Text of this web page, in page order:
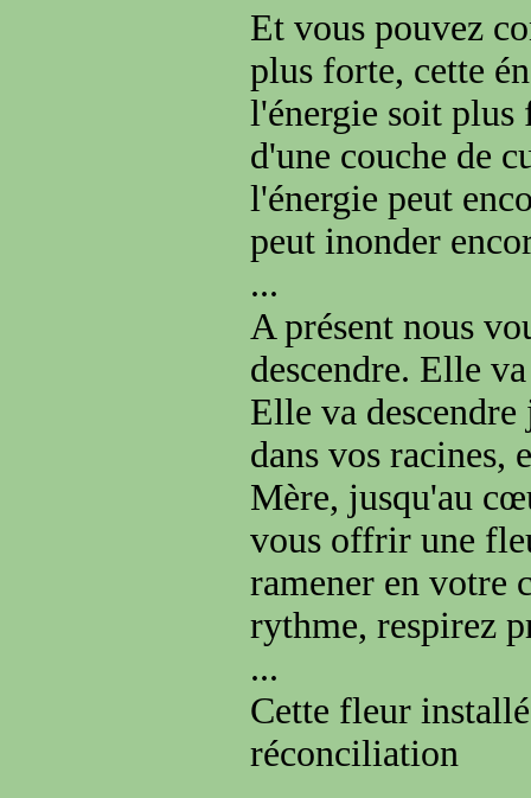
Et vous pouvez
plus forte, cette
l'énergie soit plus
d'une couche de
l'énergie peut
peut inonder
...
A présent nous
descendre. Elle
Elle va descendre
dans vos racines,
Mère, jusqu'au
vous offrir une
ramener en votre
rythme, respirez
...
Cette fleur
réconciliation